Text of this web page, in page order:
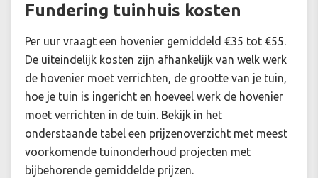
Fundering tuinhuis kosten
Per uur vraagt een hovenier gemiddeld €35 tot €55.
De uiteindelijk kosten zijn afhankelijk van welk werk
de hovenier moet verrichten, de grootte van je tuin,
hoe je tuin is ingericht en hoeveel werk de hovenier
moet verrichten in de tuin. Bekijk in het
onderstaande tabel een prijzenoverzicht met meest
voorkomende tuinonderhoud projecten met
bijbehorende gemiddelde prijzen.